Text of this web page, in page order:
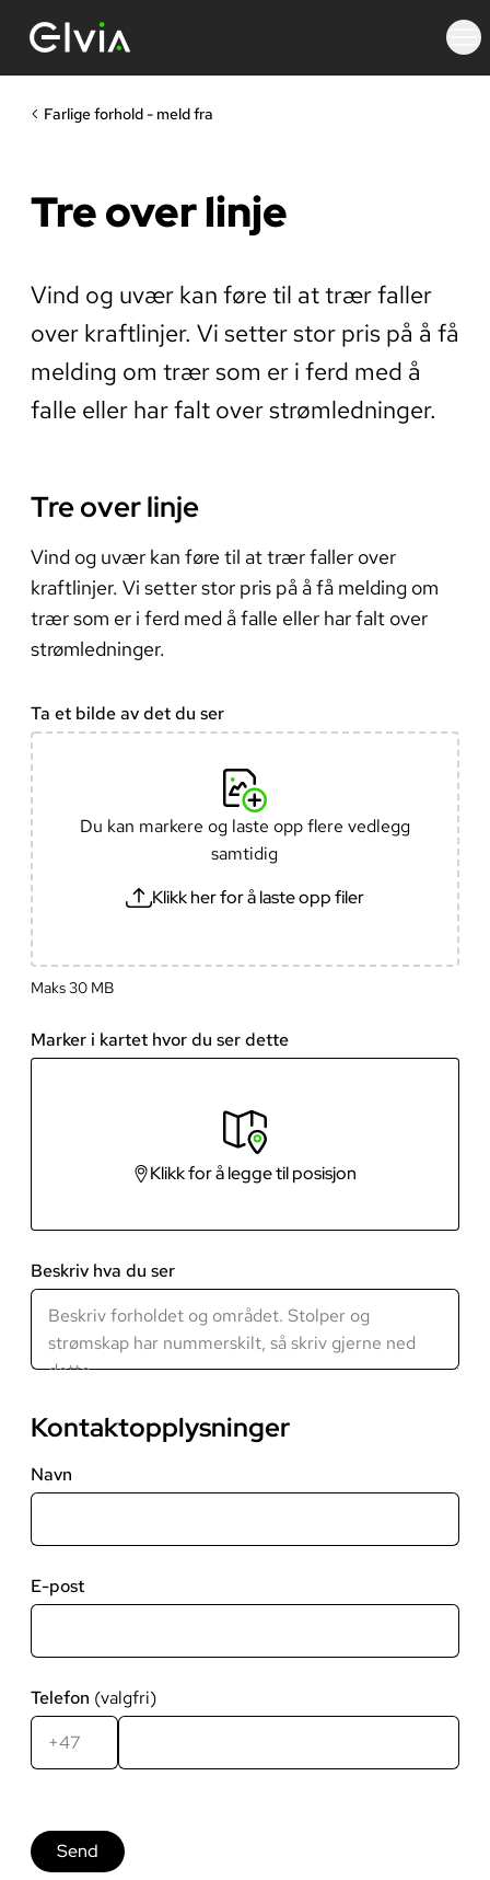
Farlige forhold - meld fra
Tre over linje
Vind og uvær kan føre til at trær faller
over kraftlinjer. Vi setter stor pris på å få
melding om trær som er i ferd med å
falle eller har falt over strømledninger.
Tre over linje
Vind og uvær kan føre til at trær faller over
kraftlinjer. Vi setter stor pris på å få melding om
trær som er i ferd med å falle eller har falt over
strømledninger.
Ta et bilde av det du ser
Du kan markere og laste opp flere vedlegg
samtidig
Klikk her for å laste opp filer
Maks30 MB
Marker i kartet hvor du ser dette
Klikk for å legge til posisjon
Beskriv hva du ser
Kontaktopplysninger
Navn
E-post
Telefon
LandskodeTelefonnummer
Send